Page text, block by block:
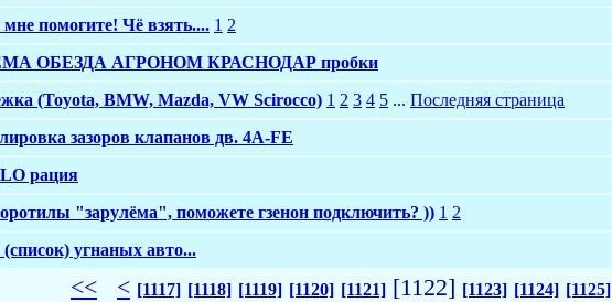
помогите! Чё взять.... 1 2
ОБЕЗДА АГРОНОМ КРАСНОДАР пробки
(Toyota, BMW, Mazda, VW Scirocco) 1 2 3 4 5 ... Последняя страница
зазоров клапанов дв. 4A-FE
рация
"зарулёма", поможете гзенон подключить? )) 1 2
(список) угнаных авто...
<< < [1117] [1118] [1119] [1120] [1121] [1122] [1123] [1124] [1125]